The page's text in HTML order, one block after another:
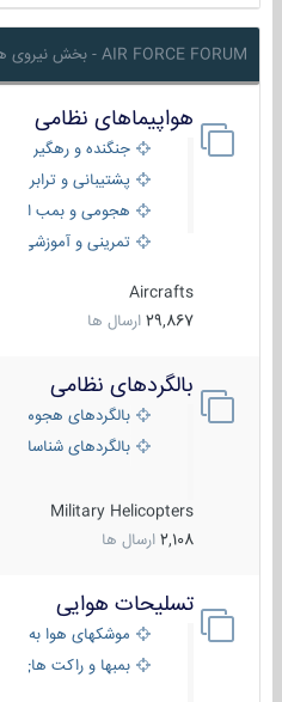
AIR FORCE FORUM - بخش نیروی هوایی
هواپیماهای نظامی
جنگنده و رهگیر
پشتیبانی و ترابری
هجومی و بمب افکن
تمرینی و آموزشی
Aircrafts
29,867 ارسال ها
بالگردهای نظامی
بالگردهای هجومی
بالگردهای شناسایی
Military Helicopters
2,108 ارسال ها
تسلیحات هوایی
موشکهای هوا به هوا
بمبها و راکت های هوایی